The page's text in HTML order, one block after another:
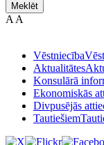
Meklēt
A A
Vēstniecība
Aktualitātes
Konsulārā
Ekonomiskās
Divpusējās
Tautiešiem